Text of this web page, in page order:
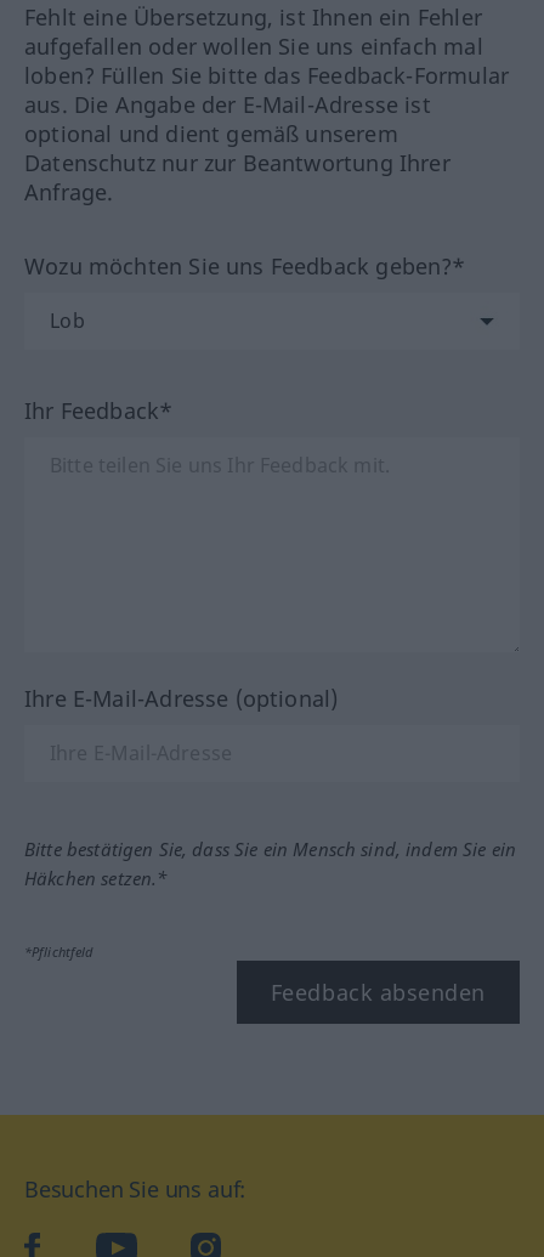
Fehlt eine Übersetzung, ist Ihnen ein Fehler
aufgefallen oder wollen Sie uns einfach mal
loben? Füllen Sie bitte das Feedback-Formular
aus. Die Angabe der E-Mail-Adresse ist
optional und dient gemäß unserem
Datenschutz nur zur Beantwortung Ihrer
Anfrage.
Wozu möchten Sie uns Feedback geben?*
Ihr Feedback*
Ihre E-Mail-Adresse (optional)
Bitte bestätigen Sie, dass Sie ein Mensch sind, indem Sie ein
Häkchen setzen.*
*Pflichtfeld
Feedback absenden
Besuchen Sie uns auf:
facebookYouTube Instagram